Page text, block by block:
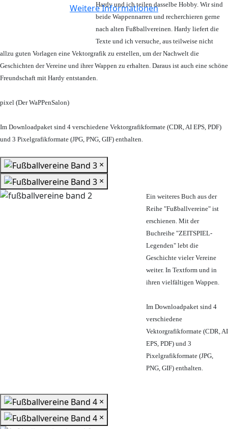
Weitere Informationen
Hardy und ich teilen dasselbe Hobby. Wir sind
beide Wappennarren und recherchieren gerne
nach alten Fußballvereinen. Hardy liefert die
Texte und ich versuche, aus teilweise nicht
allzu guten Vorlagen eine Vektorgrafik zu erstellen, um der Nachwelt die
Geschichten der Vereine und ihrer Wappen zu erhalten. Daraus ist auch eine schöne
Freundschaft mit Hardy entstanden.
pixel (Der WaPPenSalon)
Im Downloadpaket sind 4 verschiedene Vektorgrafikformate (CDR, AI EPS, PDF)
und 3 Pixelgrafikformate (JPG, PNG, GIF) enthalten.
×
×
Ein weiteres Buch aus der
Reihe "Fußballvereine" ist
erschienen. Mit der
Buchreihe "ZEITSPIEL-
Legenden" lebt die
Geschichte vieler Vereine
weiter. In Textform und in
ihren vielfältigen Wappen.
Im Downloadpaket sind 4
verschiedene
Vektorgrafikformate (CDR, AI
EPS, PDF) und 3
Pixelgrafikformate (JPG,
PNG, GIF) enthalten.
×
×